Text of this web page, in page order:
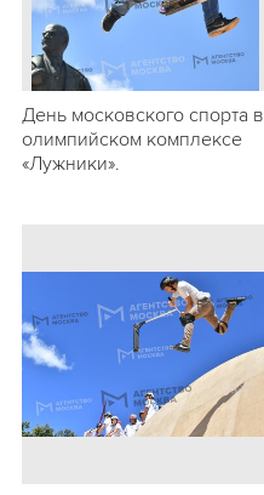
День московского спорта в
олимпийском комплексе
«Лужники».